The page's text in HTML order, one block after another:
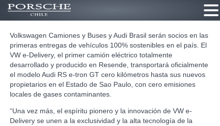
contenido
Volkswagen Camiones y Buses y Audi Brasil serán socios en las
primeras entregas de vehículos 100% sostenibles en el país. El
VW e-Delivery, el primer camión eléctrico totalmente
desarrollado y producido en Resende, transportará oficialmente
el modelo Audi RS e-tron GT cero kilómetros hasta sus nuevos
propietarios en el Estado de Sao Paulo, con cero emisiones
locales de gases contaminantes.
“Una vez más, el espíritu pionero y la innovación de VW e-
Delivery se unen a la exclusividad y la alta tecnología de la